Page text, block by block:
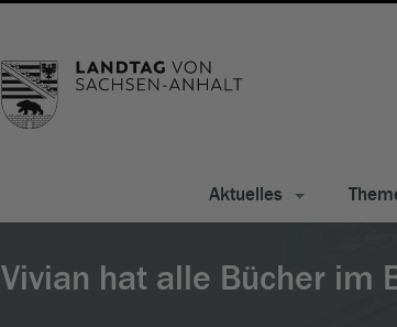
Aktuelles
Vivian hat alle Bücher im